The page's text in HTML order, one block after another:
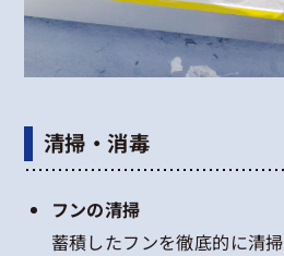
清掃・消毒
フンの清掃
蓄積したフンを徹底的に清掃